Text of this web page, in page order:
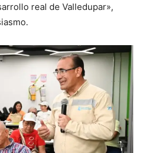
real de Valledupar»,